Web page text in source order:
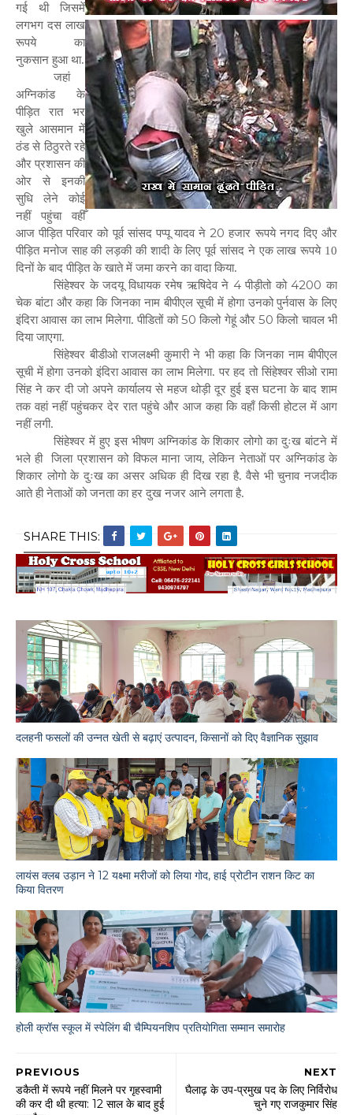
गई थी जिसमें
लगभग दस लाख
रूपये का
नुकसान हुआ था.
जहां
अग्निकांड के
पीड़ित रात भर
खुले आसमान में
ठंड से ठिठुरते रहे
और प्रशासन की
ओर से इनकी
सुधि लेने कोई
नहीं पहुंचा वहीँ
आज पीड़ित परिवार को पूर्व सांसद पप्पू यादव ने20 हजार रूपये नगद दिए और
पीड़ित मनोज साह की लड़की की शादी के लिए पूर्व सांसद ने एक लाख रूपये 10
दिनों के बाद पीड़ित के खाते में जमा करने का वादा किया.
सिंहेश्वर के जदयू विधायक रमेष ऋषिदेव ने 4पीड़ीतो को 4200 का
चेक बांटा और कहा कि जिनका नाम बीपीएल सूची में होगा उनको पुर्नवास के लिए
इंदिरा आवास का लाभ मिलेगा. पीडितों को50 किलो गेहूं और50 किलो चावल भी
दिया जाएगा.
सिंहेश्वर बीडीओ राजलक्ष्मी कुमारी ने भी कहा कि जिनका नाम बीपीएल
सूची में होगा उनको इंदिरा आवास का लाभ मिलेगा. पर हद तो सिंहेश्वर सीओ रामा
सिंह ने कर दी जो अपने कार्यालय से महज थोड़ी दूर हुई इस घटना के बाद शाम
तक वहां नहीं पहुंचकर देर रात पहुंचे और आज कहा कि वहाँ किसी होटल में आग
नहीं लगी.
सिंहेश्वर में हुए इस भीषण अग्निकांड के शिकार लोगो का दुःख बांटने में
भले ही
जिला प्रशासन को विफल माना जाय, लेकिन नेताओं पर अग्निकांड के
शिकार लोगो के दुःख का असर अधिक ही दिख रहा है. वैसे भी चुनाव नजदीक
आते ही नेताओं को जनता का हर दुख नजर आने लगता है.
SHARE THIS:
दलहनी फसलों की उन्नत खेती से बढ़ाएं उत्पादन, किसानों को दिए वैज्ञानिक सुझाव
लायंस क्लब उड़ान ने 12 यक्ष्मा मरीजों को लिया गोद, हाई प्रोटीन राशन किट का
किया वितरण
होली क्रॉस स्कूल में स्पेलिंग बी चैम्पियनशिप प्रतियोगिता सम्मान समारोह
NEXT
घैलाढ़ के उप-प्रमुख पद के लिए निर्विरोध
चुने गए राजकुमार सिंह
PREVIOUS
डकैती में रूपये नहीं मिलने पर गृहस्वामी
की कर दी थी हत्या: 12 साल के बाद हुई